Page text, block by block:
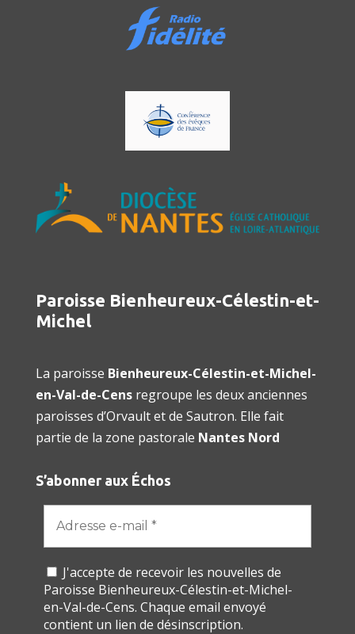
Paroisse Bienheureux-Célestin-et-
Michel
La paroisse Bienheureux-Célestin-et-Michel-
en-Val-de-Censregroupe les deux anciennes
paroisses d’Orvault et de Sautron. Elle fait
partie de la zone pastorale Nantes Nord
S’abonner aux Échos
J'accepte de recevoir les nouvelles de
Paroisse Bienheureux-Célestin-et-Michel-
en-Val-de-Cens. Chaque email envoyé
contient un lien de désinscription.